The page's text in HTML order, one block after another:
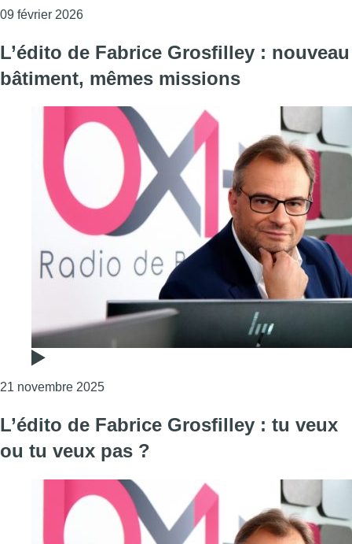
09 février 2026Consulter l'article "Formation bruxelloise : une
L’édito de Fabrice Grosfilley : nouveau
bâtiment, mêmes missions
21 novembre 2025Consulter l'article "L’édito de Fabrice
L’édito de Fabrice Grosfilley : tu veux
ou tu veux pas ?